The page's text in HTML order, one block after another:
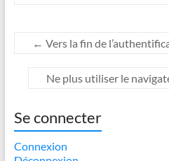
← Vers la fin de
Ne plus utiliser le
Se connecter
Connexion